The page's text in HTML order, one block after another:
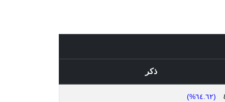
ذكر
(٦٤.٦٢%)